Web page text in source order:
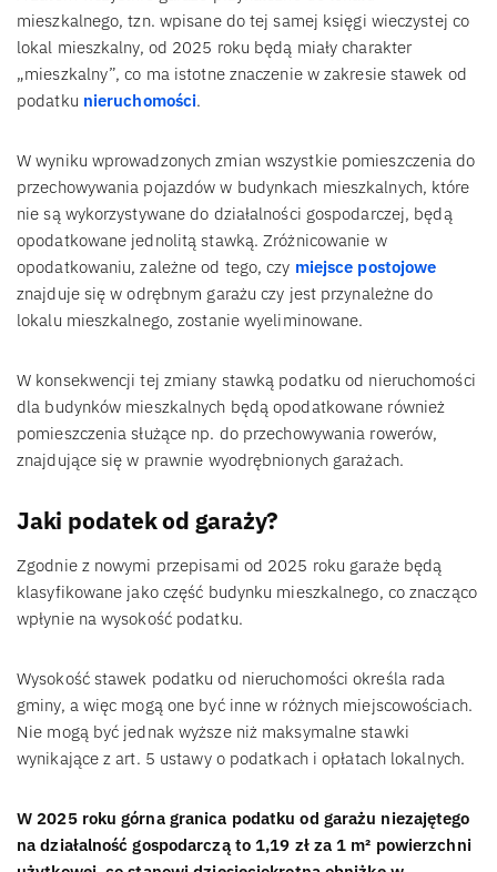
mieszkalnego, tzn. wpisane do tej samej księgi wieczystej co
lokal mieszkalny, od 2025 roku będą miały charakter
„mieszkalny”, co ma istotne znaczenie w zakresie stawek od
podatku nieruchomości.
W wyniku wprowadzonych zmian wszystkie pomieszczenia do
przechowywania pojazdów w budynkach mieszkalnych, które
nie są wykorzystywane do działalności gospodarczej, będą
opodatkowane jednolitą stawką. Zróżnicowanie w
opodatkowaniu, zależne od tego, czy miejsce postojowe
znajduje się w odrębnym garażu czy jest przynależne do
lokalu mieszkalnego, zostanie wyeliminowane.
W konsekwencji tej zmiany stawką podatku od nieruchomości
dla budynków mieszkalnych będą opodatkowane również
pomieszczenia służące np. do przechowywania rowerów,
znajdujące się w prawnie wyodrębnionych garażach.
Jaki podatek od garaży?
Zgodnie z nowymi przepisami od 2025 roku garaże będą
klasyfikowane jako część budynku mieszkalnego, co znacząco
wpłynie na wysokość podatku.
Wysokość stawek podatku od nieruchomości określa rada
gminy, a więc mogą one być inne w różnych miejscowościach.
Nie mogą być jednak wyższe niż maksymalne stawki
wynikające z art. 5 ustawy o podatkach i opłatach lokalnych.
W 2025 roku górna granica podatku od garażu niezajętego
na działalność gospodarczą to 1,19 zł za 1 m² powierzchni